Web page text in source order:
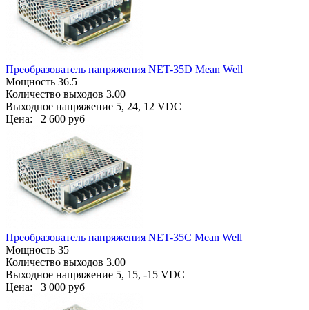
Преобразователь напряжения NET-35D Mean Well
Мощность 36.5
Количество выходов 3.00
Выходное напряжение 5, 24, 12 VDC
Цена: 2 600 руб
Преобразователь напряжения NET-35C Mean Well
Мощность 35
Количество выходов 3.00
Выходное напряжение 5, 15, -15 VDC
Цена: 3 000 руб